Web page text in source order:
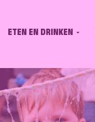
ETEN EN DRINKEN